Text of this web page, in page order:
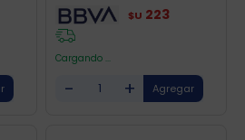
$U 223
Cargando ...
- +